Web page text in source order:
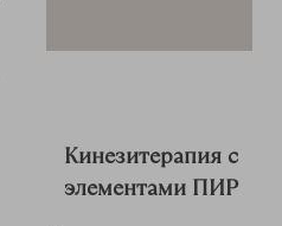
Кинезитерапия с
элементами ПИР